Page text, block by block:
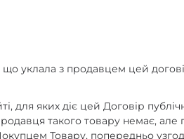
уклала з продавцем цей
для яких діє цей Договір
такого товару немає,
Товару, попередньо